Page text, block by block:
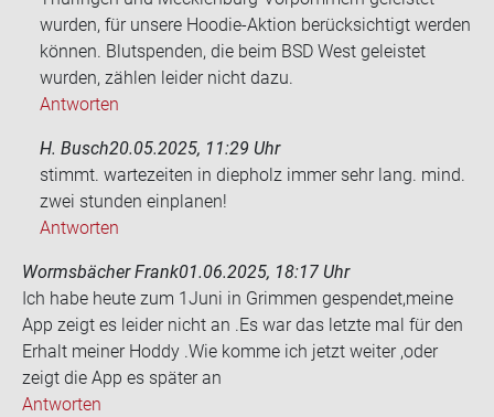
wurden, für unsere Hoodie-Aktion berücksichtigt werden
können. Blutspenden, die beim BSD West geleistet
wurden, zählen leider nicht dazu.
Antworten
H. Busch20.05.2025, 11:29 Uhr
stimmt. war­te­zei­ten in diep­holz immer sehr lang. mind.
zwei stun­den ein­pla­nen!
Antworten
Wormsbächer Frank01.06.2025, 18:17 Uhr
Ich habe heute zum 1Juni in Grim­men ge­spen­det,meine
App zeigt es lei­der nicht an .Es war das letz­te mal für den
Er­halt mei­ner Hoddy .Wie komme ich jetzt wei­ter ,oder
zeigt die App es spä­ter an
Antworten